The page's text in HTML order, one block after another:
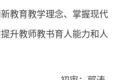
教育教学理念、掌握现代
升教师教书育人能力和人